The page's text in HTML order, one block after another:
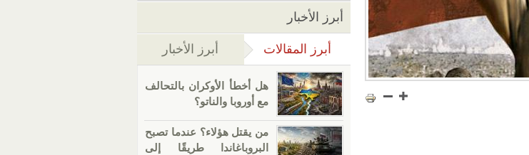
أبرز الأخبار
أبرز المقالات (علامة التبويب النشطة)
أبرز الأخبار
هل أخطأ الأوكران بالتحالف
مع أوروبا والناتو؟
من يقتل هؤلاء؟ عندما تصبح
البروباغاندا طريقًا إلى